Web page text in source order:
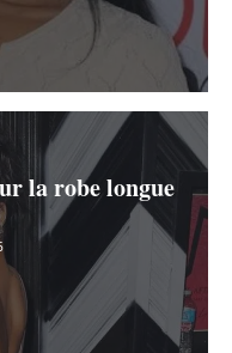
la robe longue